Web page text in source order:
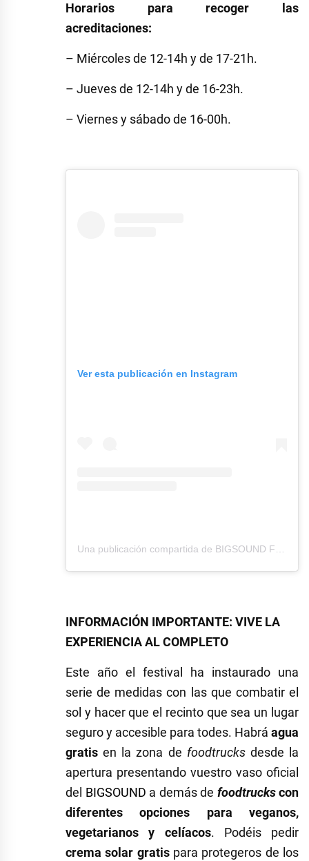
Horarios para recoger las
acreditaciones:
– Miércoles de 12-14h y de 17-21h.
– Jueves de 12-14h y de 16-23h.
– Viernes y sábado de 16-00h.
Ver esta publicación en Instagram
Una publicación compartida de BIGSOUND FESTIVAL (@bigsoundfestival)
INFORMACIÓN IMPORTANTE: VIVE LA
EXPERIENCIA AL COMPLETO
Este año el festival ha instaurado una
serie de medidas con las que combatir el
sol y hacer que el recinto que sea un lugar
seguro y accesible para todes. Habrá agua
gratis en la zona de foodtrucksdesde la
apertura presentando vuestro vaso oficial
del BIGSOUND a demás de foodtruckscon
diferentes opciones para veganos,
vegetarianos y celíacos. Podéis pedir
crema solar gratispara protegeros de los